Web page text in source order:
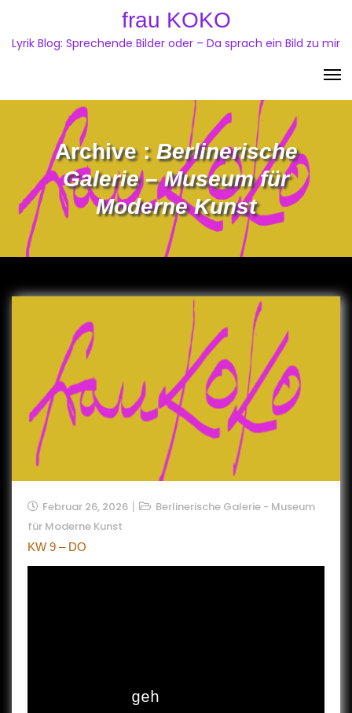
content
frau KOKO
Lyrik Blog: Sprechende Bilder oder – Da sprach ein Bild zu mir
Archive :Berlinerische
Galerie – Museum für
Moderne Kunst
Februar 26, 2026
Berlinerische Galerie - Museum
für Moderne Kunst
KW 9 – DO
geh